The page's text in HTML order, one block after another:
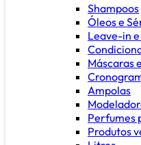
Shampoos
Óleos e
Leave-in
Máscaras
Ampolas
Perfumes
Produtos